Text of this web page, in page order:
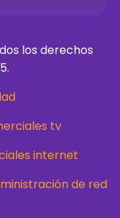
los derechos
tv
internet
de red